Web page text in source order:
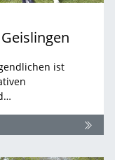
Geislingen
ist